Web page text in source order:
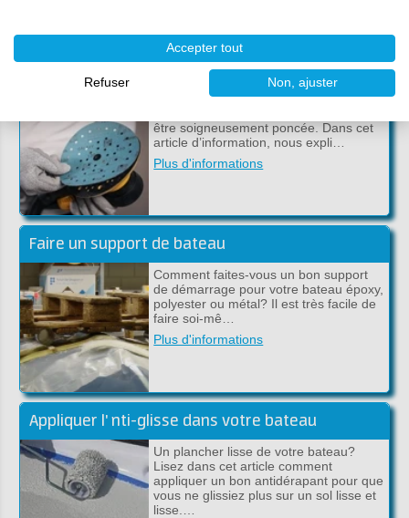
Poncer votre bateau
Avant de pouvoir appliquer une
être soigneusement poncée. Dans cet
article d’information, nous expli…
Plus d'informations
Faire un support de bateau
Comment faites-vous un bon support
de démarrage pour votre bateau époxy,
polyester ou métal? Il est très facile de
faire soi-mê…
Plus d'informations
Appliquer l' nti-glisse dans votre bateau
Un plancher lisse de votre bateau?
Lisez dans cet article comment
appliquer un bon antidérapant pour que
vous ne glissiez plus sur un sol lisse et
lisse.…
Accepter tout
Refuser Non, ajuster